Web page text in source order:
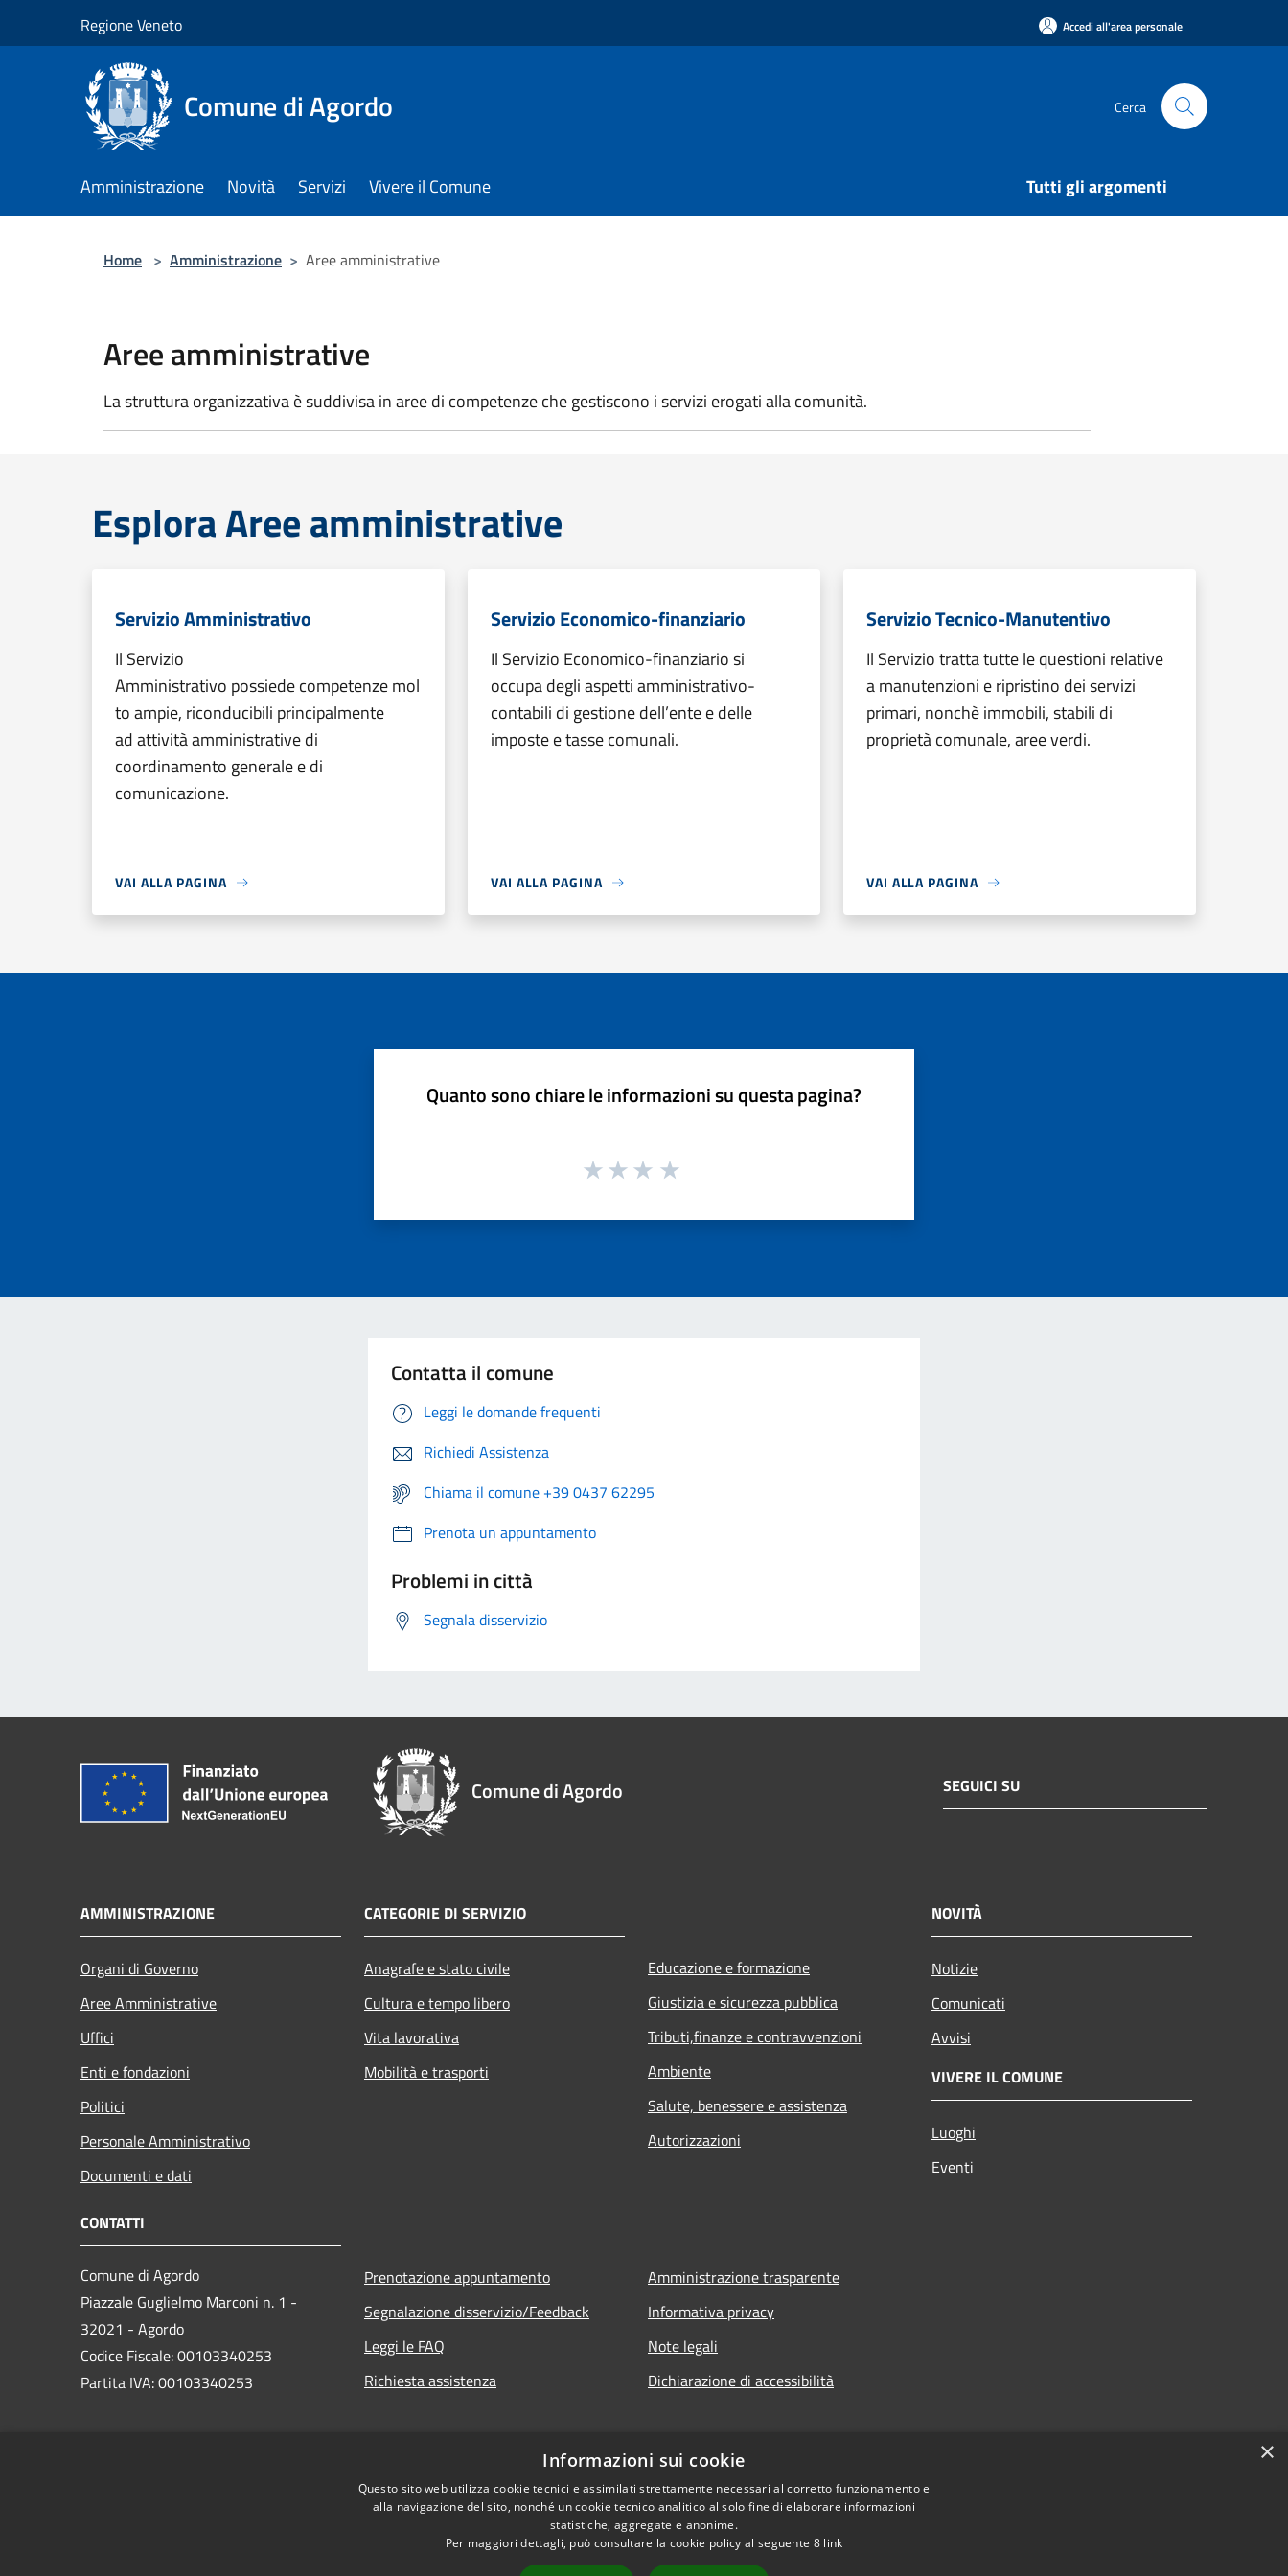
Regione Veneto Accedi all'area personale
Comune di Agordo Cerca
Amministrazione Novità Servizi Vivere il Comune Tutti gli argomenti
Home > Amministrazione > Aree amministrative
Aree amministrative
La struttura organizzativa è suddivisa in aree di competenze che gestiscono i servizi erogati alla comunità.
Esplora Aree amministrative
Servizio Amministrativo
Il Servizio
Amministrativo possiede competenze mol
to ampie, riconducibili principalmente
ad attività amministrative di
coordinamento generale e di
comunicazione.
VAI ALLA PAGINA
Servizio Economico-finanziario
Il Servizio Economico-finanziario si
occupa degli aspetti amministrativo-
contabili di gestione dell’ente e delle
imposte e tasse comunali.
VAI ALLA PAGINA
Servizio Tecnico-Manutentivo
Il Servizio tratta tutte le questioni relative
a manutenzioni e ripristino dei servizi
primari, nonchè immobili, stabili di
proprietà comunale, aree verdi.
VAI ALLA PAGINA
Quanto sono chiare le informazioni su questa pagina?
Contatta il comune
Leggi le domande frequenti
Richiedi Assistenza
Chiama il comune +39 0437 62295
Prenota un appuntamento
Problemi in città
Segnala disservizio
Comune di Agordo SEGUICI SU
AMMINISTRAZIONE
Organi di Governo
Aree Amministrative
Uffici
Enti e fondazioni
Politici
Personale Amministrativo
Documenti e dati
CATEGORIE DI SERVIZIO
Anagrafe e stato civile
Cultura e tempo libero
Vita lavorativa
Mobilità e trasporti
Educazione e formazione
Giustizia e sicurezza pubblica
Tributi,finanze e contravvenzioni
Ambiente
Salute, benessere e assistenza
Autorizzazioni
NOVITÀ
Notizie
Comunicati
Avvisi
VIVERE IL COMUNE
Luoghi
Eventi
CONTATTI
Comune di Agordo
Piazzale Guglielmo Marconi n. 1 -
32021 - Agordo
Codice Fiscale: 00103340253
Partita IVA: 00103340253
Prenotazione appuntamento
Segnalazione disservizio/Feedback
Leggi le FAQ
Richiesta assistenza
Amministrazione trasparente
Informativa privacy
Note legali
Dichiarazione di accessibilità
×
Informazioni sui cookie
Questo sito web utilizza cookie tecnici e assimilati strettamente necessari al corretto funzionamento e
alla navigazione del sito, nonché un cookie tecnico analitico al solo fine di elaborare informazioni
statistiche, aggregate e anonime.
Per maggiori dettagli, può consultare la cookie policy al seguente 8 link